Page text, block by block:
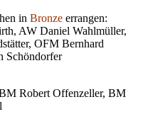
in Bronze errangen:
AW Daniel Wahlmüller,
OFM Bernhard
Schöndorfer
Robert Offenzeller, BM